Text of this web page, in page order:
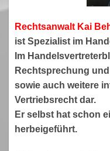
Rechtsanwalt Kai
ist Spezialist im
Im
Rechtsprechung
sowie auch weitere
Vertriebsrecht dar.
Er selbst hat schon
herbeigeführt.